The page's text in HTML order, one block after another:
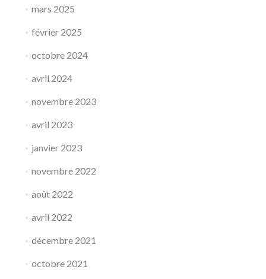
mars 2025
février 2025
octobre 2024
avril 2024
novembre 2023
avril 2023
janvier 2023
novembre 2022
août 2022
avril 2022
décembre 2021
octobre 2021